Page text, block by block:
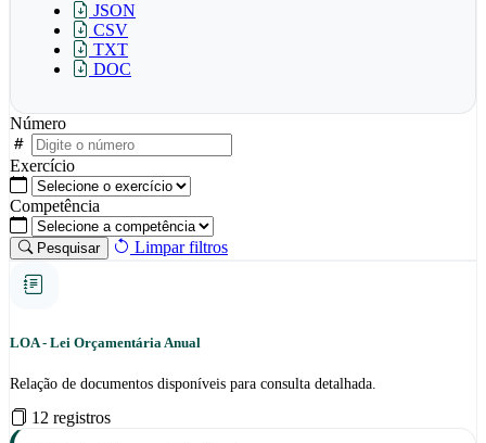
JSON
CSV
TXT
DOC
Número
Exercício
Competência
Pesquisar Limpar filtros
LOA - Lei Orçamentária Anual
Relação de documentos disponíveis para consulta detalhada.
12 registros